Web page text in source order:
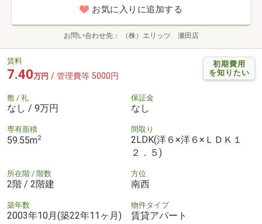
お気に入りに追加する
お問い合わせ先 （株）エリッツ 瀬田店
初期費用
を知りたい
賃料
7.40万円 / 管理費等 5000円
敷 / 礼
なし / 9万円
保証金
なし
専有面積
59.55m2
間取り
2LDK(洋６×洋６×ＬＤＫ１
２．５)
所在階 / 階数
2階 / 2階建
方位
南西
築年数
2003年10月(築22年11ヶ月)
物件タイプ
賃貸アパート